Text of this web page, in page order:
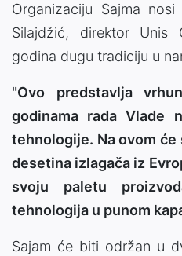
Organizaciju Sajma
Silajdžić, direktor Unis
godina dugu tradiciju u
"Ovo predstavlja
godinama rada Vlade
tehnologije. Na ovom
desetina izlagača iz
svoju paletu
tehnologija u punom
Sajam će biti održan u